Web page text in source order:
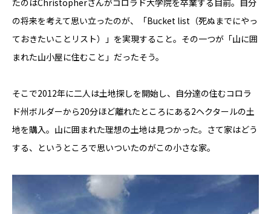
たのはChristopherさんがコロラド大学院を卒業する目前。自分
の将来を考えて思い立ったのが、「Bucket list（死ぬまでにやっ
ておきたいことリスト）」を実現すること。その一つが「山に囲
まれた山小屋に住むこと」だったそう。
そこで2012年に二人は土地探しを開始し、自分達の住むコロラ
ド州ボルダーから20分ほど離れたところにある2ヘクタールの土
地を購入。山に囲まれた理想の土地は見つかった。さて家はどう
する、というところで思いついたのがこの小さな家。